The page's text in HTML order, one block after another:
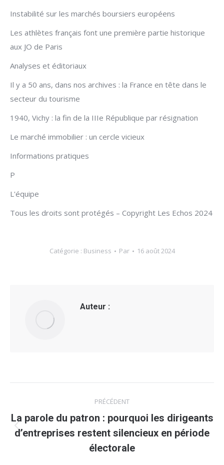
Instabilité sur les marchés boursiers européens
Les athlètes français font une première partie historique
aux JO de Paris
Analyses et éditoriaux
Il y a 50 ans, dans nos archives : la France en tête dans le
secteur du tourisme
1940, Vichy : la fin de la IIIe République par résignation
Le marché immobilier : un cercle vicieux
Informations pratiques
P
L'équipe
Tous les droits sont protégés – Copyright Les Echos 2024
Catégorie : Business Par 16 août 2024
Auteur :
article
PRÉCÉDENT
Article
précédent
La parole du patron : pourquoi les dirigeants
d’entreprises restent silencieux en période
électorale